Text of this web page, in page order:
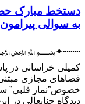
دستخط مبارک
به سوالی
‌┄┅┅✦﷽✦┅┅┄
کمیلی خراسانی در
فضاهای مجازی
خصوص”نماز قلبی”
دیدگاه جنابعالی در